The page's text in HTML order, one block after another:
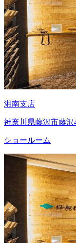
湘南支店
神奈川県藤沢市藤
ショールーム